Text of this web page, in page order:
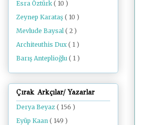
Esra Öztürk ( 10 )
Zeynep Karataş ( 10 )
Mevlude Baysal ( 2 )
Architeuthis Dux ( 1 )
Barış Anteplioğlu ( 1 )
Çırak Arkçılar/ Yazarlar
Derya Beyaz ( 156 )
Eyüp Kaan ( 149 )